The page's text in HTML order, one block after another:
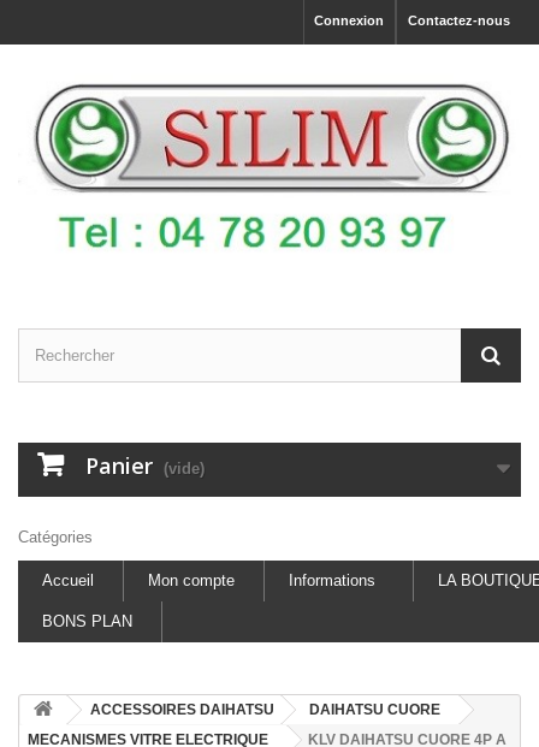
Contactez-nous
Connexion
Panier (vide)
Catégories
Accueil Mon compte Informations LA
BONS PLAN
ACCESSOIRES DAIHATSU
DAIHATSU CUORE
MECANISMES VITRE ELECTRIQUE
KLV DAIHATSU CUORE 4P A